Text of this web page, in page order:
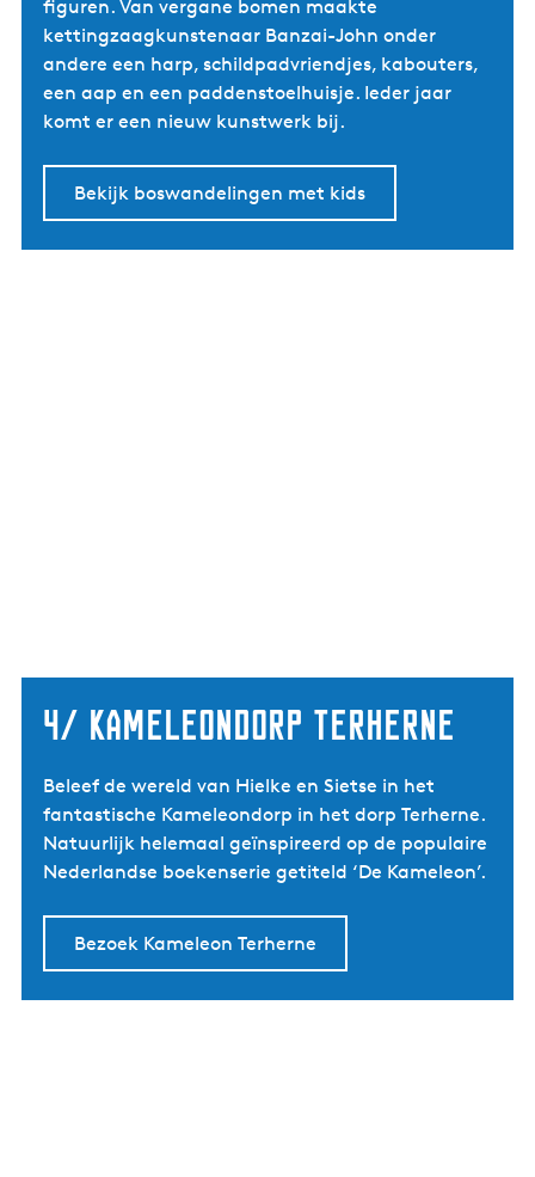
figuren. Van vergane bomen maakte
kettingzaagkunstenaar Banzai-John onder
andere een harp, schildpadvriendjes, kabouters,
een aap en een paddenstoelhuisje. Ieder jaar
komt er een nieuw kunstwerk bij.
Bekijk boswandelingen met kids
4/ kameleondorp terherne
Beleef de wereld van Hielke en Sietse in het
fantastische Kameleondorp in het dorp Terherne.
Natuurlijk helemaal geïnspireerd op de populaire
Nederlandse boekenserie getiteld ‘De Kameleon’.
Bezoek Kameleon Terherne